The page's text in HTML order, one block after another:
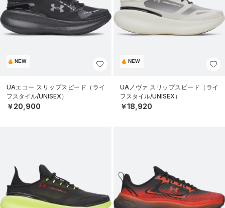
NEW
UAエコー スリップスピード（ライ
フスタイル/UNISEX）
￥20,900
NEW
UAノヴァ スリップスピード（ライ
フスタイル/UNISEX）
￥18,920